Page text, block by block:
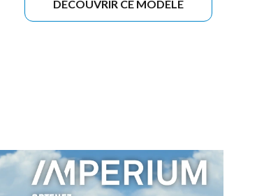
DÉCOUVRIR CE MODÈLE